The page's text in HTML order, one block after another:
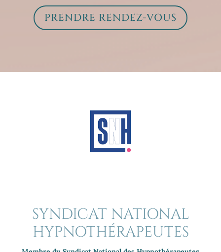
PRENDRE RENDEZ-VOUS
SYNDICAT NATIONAL
HYPNOTHÉRAPEUTES